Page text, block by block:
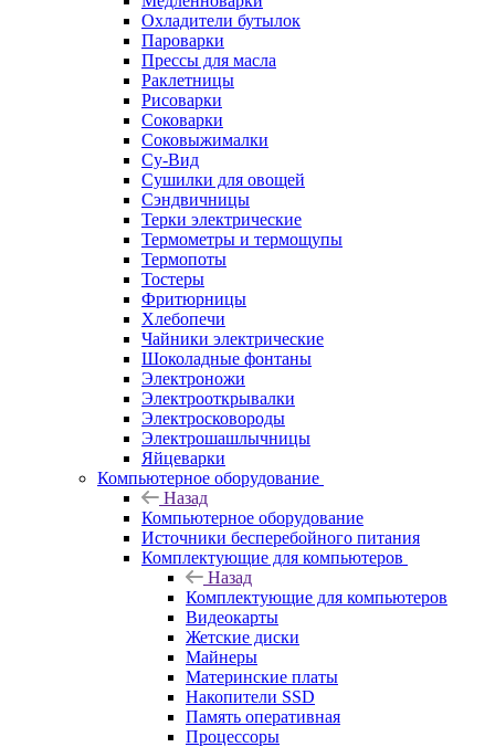
Охладители бутылок
Пароварки
Прессы для масла
Раклетницы
Рисоварки
Соковарки
Соковыжималки
Су-Вид
Сушилки для овощей
Сэндвичницы
Терки электрические
Термометры и термощупы
Термопоты
Тостеры
Фритюрницы
Хлебопечи
Чайники электрические
Шоколадные фонтаны
Электроножи
Электрооткрывалки
Электросковороды
Электрошашлычницы
Яйцеварки
Компьютерное оборудование
Назад
Компьютерное оборудование
Источники бесперебойного питания
Комплектующие для компьютеров
Назад
Комплектующие для компьютеров
Видеокарты
Жетские диски
Майнеры
Материнские платы
Накопители SSD
Память оперативная
Процессоры